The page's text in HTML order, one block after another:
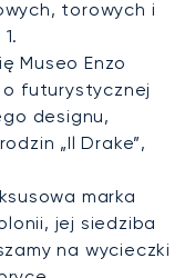
torowych i
Museo Enzo
o futurystycznej
designu,
„Il Drake”,
marka
jej siedziba
na wycieczki